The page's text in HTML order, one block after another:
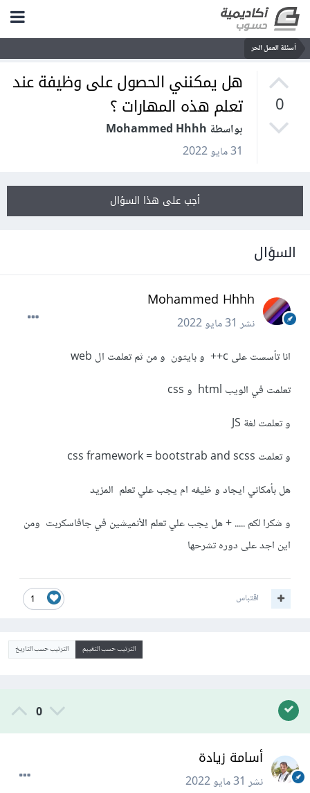
أسئلة العمل الحر
0
هل يمكنني الحصول على وظيفة عند
تعلم هذه المهارات ؟
بواسطة Mohammed Hhhh
31 مايو 2022
أجب على هذا السؤال
السؤال
Mohammed Hhhh
نشر31 مايو 2022
انا تأسست على c++ و بايثون و من ثم تعلمت ال web
تعلمت في الويب html و css
و تعلمت لغة JS
و تعلمت css framework = bootstrab and scss
هل بأمكاني ايجاد و ظيفه ام يجب علي تعلم المزيد
و شكرا لكم ..... + هل يجب علي تعلم الأنميشين في جافاسكربت ومن
اين اجد على دوره تشرحها
1 اقتباس
الترتيب حسب التقييم الترتيب حسب التاريخ
0
أسامة زيادة
نشر31 مايو 2022